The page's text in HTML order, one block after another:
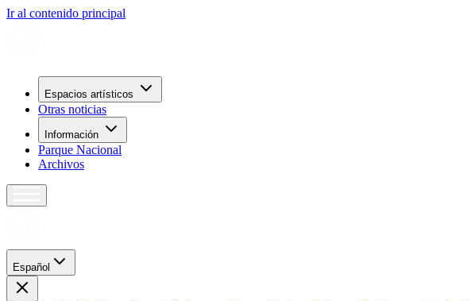
Ir al contenido principal
Espacios artísticos
Otras noticias
Información
Parque Nacional
Archivos
Español